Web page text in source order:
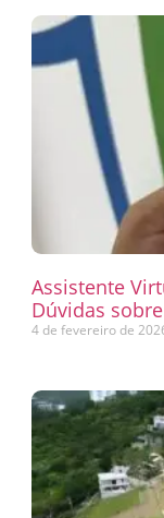
Assistente
Dúvidas
4 de fevereiro de